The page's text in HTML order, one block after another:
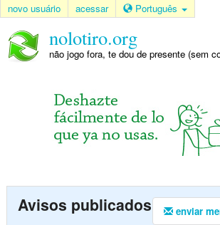
novo usuário acessar Português
nolotiro.org
não jogo fora, te dou de presente (sem
enviar
Avisos publicados